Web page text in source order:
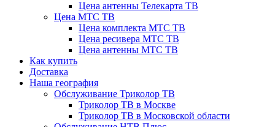
Цена антенны Телекарта ТВ
Цена МТС ТВ
Цена комплекта МТС ТВ
Цена ресивера МТС ТВ
Цена антенны МТС ТВ
Как купить
Доставка
Наша география
Обслуживание Триколор ТВ
Триколор ТВ в Москве
Триколор ТВ в Московской области